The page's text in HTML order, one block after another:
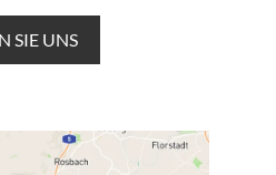
SIE UNS